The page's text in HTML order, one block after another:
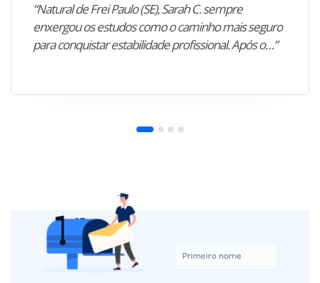
“Natural de Frei Paulo (SE), Sarah C. sempre
enxergou os estudos como o caminho mais seguro
para conquistar estabilidade profissional. Após o…”